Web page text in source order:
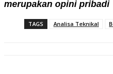
merupakan opini pribadi
TAGS Analisa Teknikal